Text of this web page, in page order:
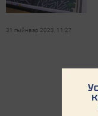
31 гыйнвар 2023, 11:27